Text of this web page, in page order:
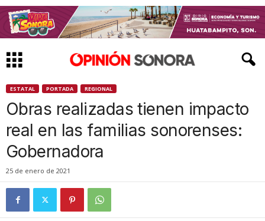
ESTATAL PORTADA REGIONAL
Obras realizadas tienen impacto
real en las familias sonorenses:
Gobernadora
25 de enero de 2021